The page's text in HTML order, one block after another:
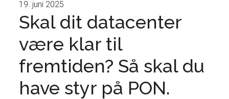
19. juni 2025
Skal dit datacenter
være klar til
fremtiden? Så skal du
have styr på PON.